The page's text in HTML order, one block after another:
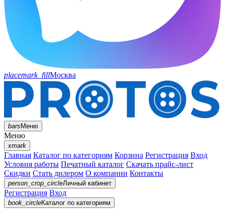
placemark_fillМосква
barsМеню
Меню
xmark
Главная Каталог по категориям Корзина Регистрация Вход
Условия работы Печатный каталог Скачать прайс-лист
Скидки Стать дилером О компании Контакты
person_crop_circleЛичный кабинет
Регистрация Вход
book_circleКаталог по категориям